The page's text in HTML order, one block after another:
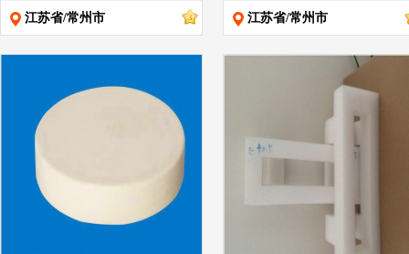
江苏省/常州市 江苏省/常州市